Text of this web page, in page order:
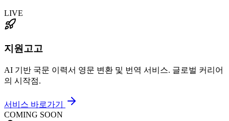
LIVE
지원고고
AI 기반 국문 이력서 영문 변환 및 번역 서비스. 글로벌 커리어
의 시작점.
서비스 바로가기
COMING SOON